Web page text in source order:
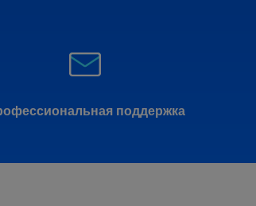
поддержка